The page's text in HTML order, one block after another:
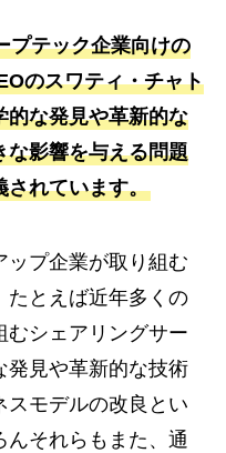
プテック企業向けの
のスワティ・チャト
的な発見や革新的な
な影響を与える問題
されています。
ップ企業が取り組む
たとえば近年多くの
むシェアリングサー
発見や革新的な技術
スモデルの改良とい
んそれらもまた、通